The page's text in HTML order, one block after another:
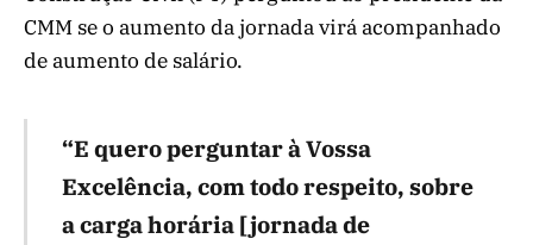
CMM se o aumento da jornada virá acompanhado
de aumento de salário.
“E quero perguntar à Vossa
Excelência, com todo respeito, sobre
a carga horária [jornada de